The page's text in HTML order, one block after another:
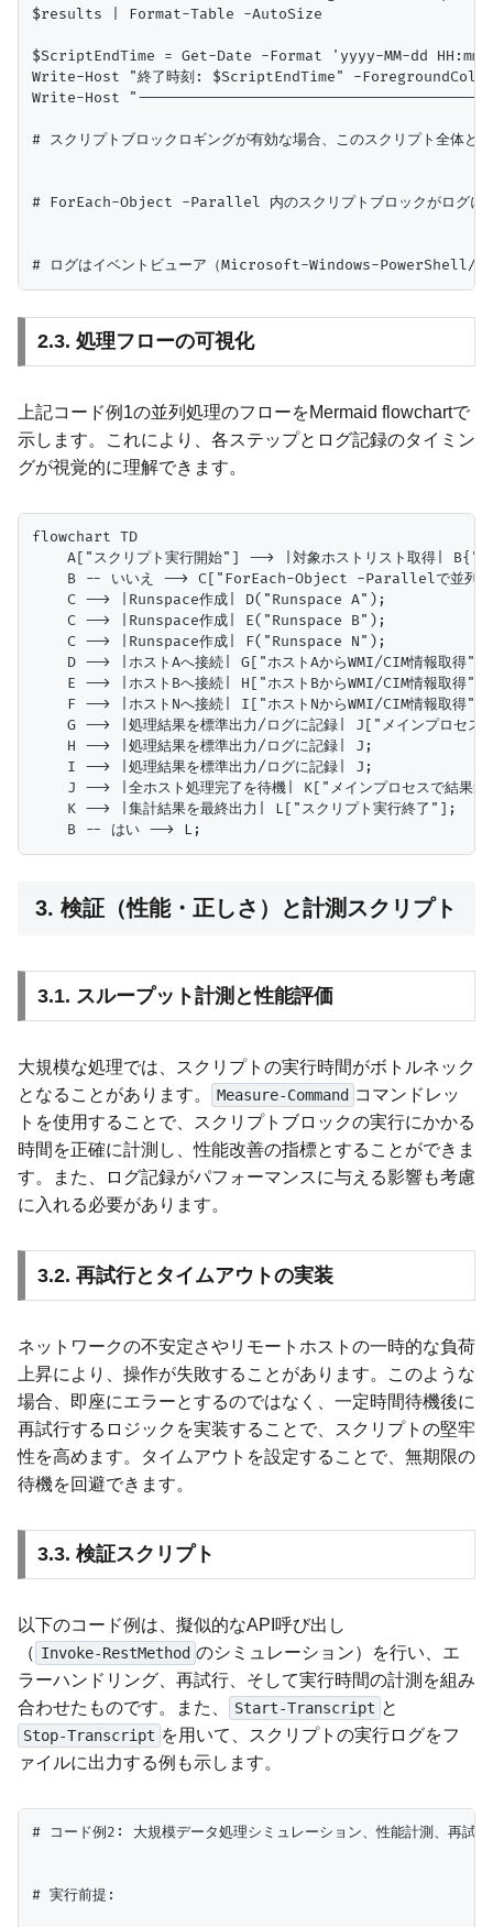
$results | Format-Table -AutoSize
$ScriptEndTime = Get-Date -Format 'yyyy-MM-dd
Write-Host "終了時刻: $ScriptEndTime" -
Write-Host
# スクリプトブロックロギングが有効な場合、このスクリプト全体と
# ForEach-Object -Parallel 内のスクリプトブロックがログに記
2.3. 処理フローの可視化
上記コード例1の並列処理のフローをMermaid flowchartで
示します。これにより、各ステップとログ記録のタイミン
グが視覚的に理解できます。
flowchart TD
A["スクリプト実行開始"] --> |対象ホストリスト取得| B{"
B -- いいえ --> C["ForEach-Object -Parallelで並列処
    C --> |Runspace作成| D("Runspace A");
    C --> |Runspace作成| E("Runspace B");
    C --> |Runspace作成| F("Runspace N");
    D --> |ホストAへ接続| G["ホストAからWMI/CIM情報取得"];
    E --> |ホストBへ接続| H["ホストBからWMI/CIM情報取得"];
    F --> |ホストNへ接続| I["ホストNからWMI/CIM情報取得"];
G --> |処理結果を標準出力/ログに記録| J["メインプロセス
    H --> |処理結果を標準出力/ログに記録| J;
    I --> |処理結果を標準出力/ログに記録| J;
J --> |全ホスト処理完了を待機| K["メインプロセスで結果
    K --> |集計結果を最終出力| L["スクリプト実行終了"];
3. 検証（性能・正しさ）と計測スクリプト
3.1. スループット計測と性能評価
大規模な処理では、スクリプトの実行時間がボトルネック
となることがあります。
Measure-Command コマンドレッ
トを使用することで、スクリプトブロックの実行にかかる
時間を正確に計測し、性能改善の指標とすることができま
す。また、ログ記録がパフォーマンスに与える影響も考慮
に入れる必要があります。
3.2. 再試行とタイムアウトの実装
ネットワークの不安定さやリモートホストの一時的な負荷
上昇により、操作が失敗することがあります。このような
場合、即座にエラーとするのではなく、一定時間待機後に
再試行するロジックを実装することで、スクリプトの堅牢
性を高めます。タイムアウトを設定することで、無期限の
待機を回避できます。
3.3. 検証スクリプト
以下のコード例は、擬似的なAPI呼び出し
（ Invoke-RestMethod のシミュレーション）を行い、エ
ラーハンドリング、再試行、そして実行時間の計測を組み
合わせたものです。また、
Start-Transcript と
Stop-Transcript を用いて、スクリプトの実行ログをフ
ァイルに出力する例も示します。
# コード例2: 大規模データ処理シミュレーション、性能計測、再試
# 実行前提: